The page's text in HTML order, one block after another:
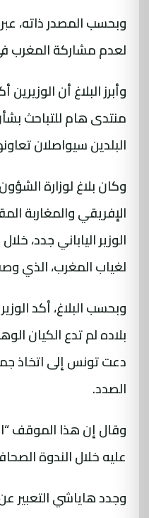
وبحسب المصدر ذاته،
لعدم مشاركة المغرب
وأبرز البلاغ أن
منتدى هام للتباحث
البلدين سيواصلان
وكان بلاغ لوزارة
الإفريقي والمغاربة
الوزير الياباني جدد،
لغياب المغرب، الذي
وبحسب البلاغ، أكد
بلاده لم تدع الكيان
دعت تونس إلى اتخاذ
الصدد.
وقال إن هذا الموقف
عليه خلال الندوة
وجدد هاياشي التعبير